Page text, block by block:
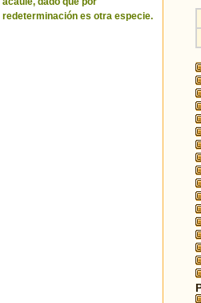
redeterminación es otra especie.